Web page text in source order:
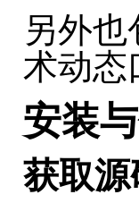
另外
术动态
安装
获取源